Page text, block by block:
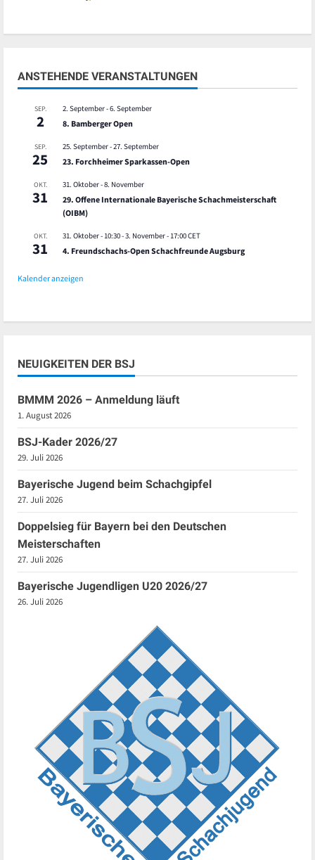
ANSTEHENDE VERANSTALTUNGEN
SEP.
2
2. September-6. September
8. Bamberger Open
SEP.
25
25. September-27. September
23. Forchheimer Sparkassen-Open
OKT.
31
31. Oktober-8. November
29. Offene Internationale Bayerische Schachmeisterschaft
(OIBM)
OKT.
31
31. Oktober - 10:30-3. November - 17:00CET
4. Freundschachs-Open Schachfreunde Augsburg
Kalender anzeigen
NEUIGKEITEN DER BSJ
BMMM 2026 – Anmeldung läuft
1. August 2026
BSJ-Kader 2026/27
29. Juli 2026
Bayerische Jugend beim Schachgipfel
27. Juli 2026
Doppelsieg für Bayern bei den Deutschen
Meisterschaften
27. Juli 2026
Bayerische Jugendligen U20 2026/27
26. Juli 2026